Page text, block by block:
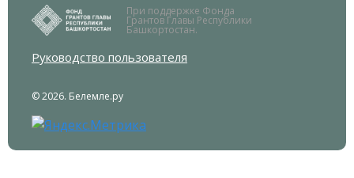
При поддержке Фонда
Грантов Главы Республики
Башкортостан.
Руководство пользователя
© 2026. Белемле.ру